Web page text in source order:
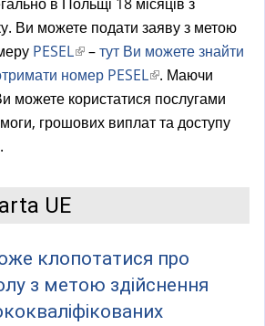
n
a
)
Ви можете подати заяву з метою
PESEL(
l
i
n
t
e
r
–тут Ви можете знайти
номер PESEL(
l
i
x
t
e
. Маючи
можете користатися послугами
грошових виплат та доступу
UE
клопотатися про
з метою здійснення